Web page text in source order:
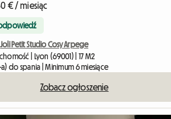
€ / miesiąc
Joli Petit Studio Cosy Arpege
| Lyon (69001) | 17 M2
do spania | Minimum 6 miesiące
Zobacz ogłoszenie